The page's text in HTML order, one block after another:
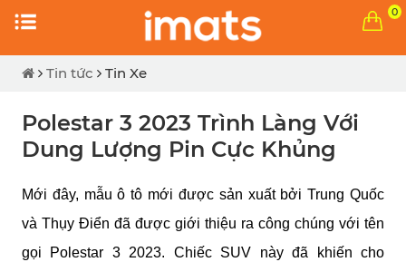
0
Tin tức Tin Xe
Polestar 3 2023 Trình Làng Với
Dung Lượng Pin Cực Khủng
Mới đây, mẫu ô tô mới được sản xuất bởi Trung Quốc
và Thụy Điển đã được giới thiệu ra công chúng với tên
gọi Polestar 3 2023. Chiếc SUV này đã khiến cho